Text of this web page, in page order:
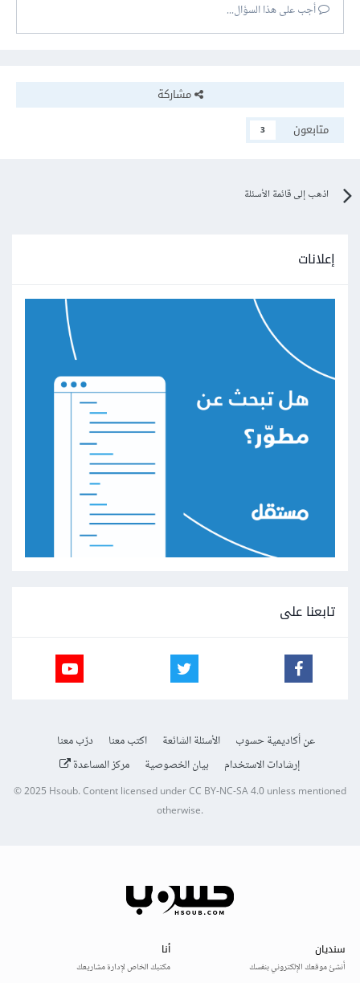
أجب على هذا السؤال...
مشاركة
متابعون
3
اذهب إلى قائمة الأسئلة
إعلانات
تابعنا على
عن أكاديمية حسوب الأسئلة الشائعة اكتب معنا
درّب معنا
إرشادات الاستخدام
بيان الخصوصية مركز المساعدة
© 2025Hsoub.Content licensed underCC BY-NC-SA 4.0unless mentioned
otherwise.